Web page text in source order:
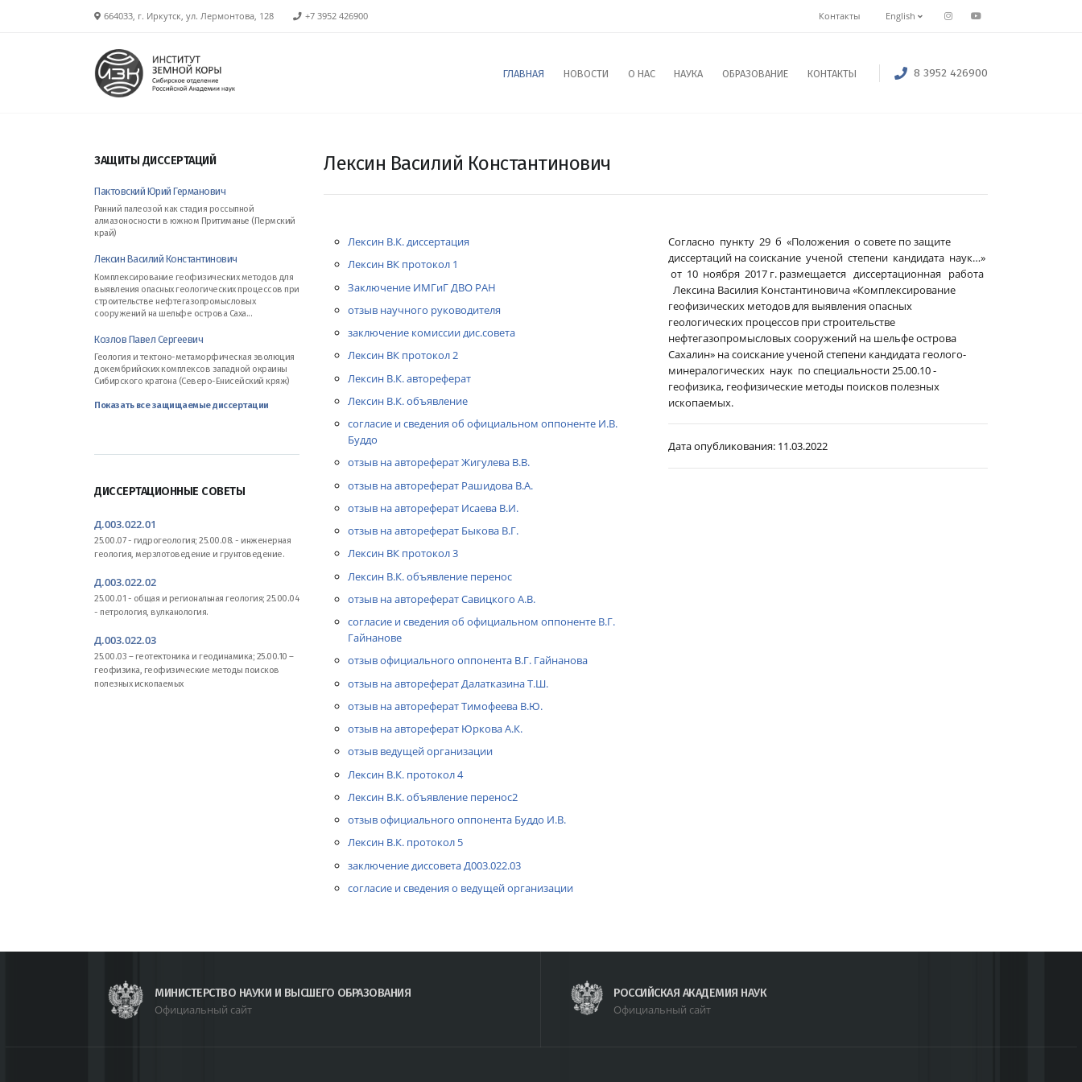
664033, г. Иркутск, ул. Лермонтова, 128 +7 3952 426900 Контакты English
ГЛАВНАЯ НОВОСТИ О НАС НАУКА ОБРАЗОВАНИЕ КОНТАКТЫ 8 3952 426900
ЗАЩИТЫ ДИССЕРТАЦИЙ
Пактовский Юрий Германович
Ранний палеозой как стадия россыпной
алмазоносности в южном Притиманье (Пермский
край)
Лексин Василий Константинович
Комплексирование геофизических методов для
выявления опасных геологических процессов при
строительстве нефтегазопромысловых
сооружений на шельфе острова Саха...
Козлов Павел Сергеевич
Геология и тектоно-метаморфическая эволюция
докембрийских комплексов западной окраины
Сибирского кратона (Северо-Енисейский кряж)
Показать все защищаемые диссертации
ДИССЕРТАЦИОННЫЕ СОВЕТЫ
Д.003.022.01
25.00.07 - гидрогеология; 25.00.08. - инженерная
геология, мерзлотоведение и грунтоведение.
Д.003.022.02
25.00.01 - общая и региональная геология; 25.00.04
- петрология, вулканология.
Д.003.022.03
25.00.03 – геотектоника и геодинамика; 25.00.10 –
геофизика, геофизические методы поисков
полезных ископаемых
Лексин Василий Константинович
Лексин В.К. диссертация
Лексин ВК протокол 1
Заключение ИМГиГ ДВО РАН
отзыв научного руководителя
заключение комиссии дис.совета
Лексин ВК протокол 2
Лексин В.К. автореферат
Лексин В.К. объявление
согласие и сведения об официальном оппоненте И.В.
Буддо
отзыв на автореферат Жигулева В.В.
отзыв на автореферат Рашидова В.А.
отзыв на автореферат Исаева В.И.
отзыв на автореферат Быкова В.Г.
Лексин ВК протокол 3
Лексин В.К. объявление перенос
отзыв на автореферат Савицкого А.В.
согласие и сведения об официальном оппоненте В.Г.
Гайнанове
отзыв официального оппонента В.Г. Гайнанова
отзыв на автореферат Далатказина Т.Ш.
отзыв на автореферат Тимофеева В.Ю.
отзыв на автореферат Юркова А.К.
отзыв ведущей организации
Лексин В.К. протокол 4
Лексин В.К. объявление перенос2
отзыв официального оппонента Буддо И.В.
Лексин В.К. протокол 5
заключение диссовета Д003.022.03
согласие и сведения о ведущей организации
Согласно пункту 29 б «Положения о совете по защите
диссертаций на соискание ученой степени кандидата наук…»
от 10 ноября 2017 г. размещается диссертационная работа
Лексина Василия Константиновича «Комплексирование
геофизических методов для выявления опасных
геологических процессов при строительстве
нефтегазопромысловых сооружений на шельфе острова
Сахалин» на соискание ученой степени кандидата геолого-
минералогических наук по специальности 25.00.10 -
геофизика, геофизические методы поисков полезных
ископаемых.
Дата опубликования:11.03.2022
МИНИСТЕРСТВО НАУКИ И ВЫСШЕГО ОБРАЗОВАНИЯ
Официальный сайт
РОССИЙСКАЯ АКАДЕМИЯ НАУК
Официальный сайт